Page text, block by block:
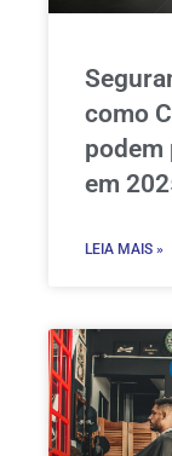
como
podem
em
LEIA MAIS »